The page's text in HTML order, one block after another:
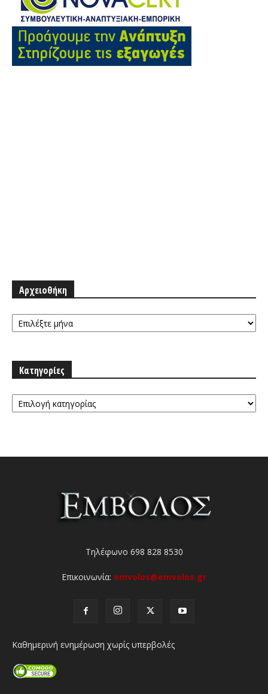
Αρχειοθήκη
Αρχειοθήκη
Κατηγορίες
Κατηγορίες
Τηλέφωνο 698 828 8530
Επικοινωνία: emvolos@emvolos.gr
Καθημερινή ενημέρωση χωρίς υπερβολές